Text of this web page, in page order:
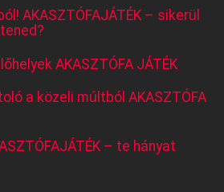
AKASZTÓFAJÁTÉK – sikerül
AKASZTÓFA JÁTÉK
a közeli múltból AKASZTÓFA
– te hányat